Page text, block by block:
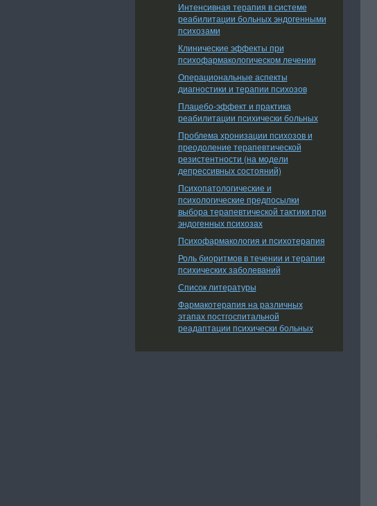
Интенсивная терапия в системе
реабилитации больных эндогенными
психозами
Клинические эффекты при
психофармакологическом лечении
Операциональные аспекты
диагностики и терапии психозов
Плацебо-эффект и практика
реабилитации психически больных
Проблема хронизации психозов и
преодоление терапевтической
резистентности (на модели
депрессивных состояний)
Психопатологические и
психологические предпосылки
выбора терапевтической тактики при
эндогенных психозах
Психофармакология и психотерапия
Роль биоритмов в течении и терапии
психических заболеваний
Список литературы
Фармакотерапия на различных
этапах постгоспитальной
реадаптации психически больных